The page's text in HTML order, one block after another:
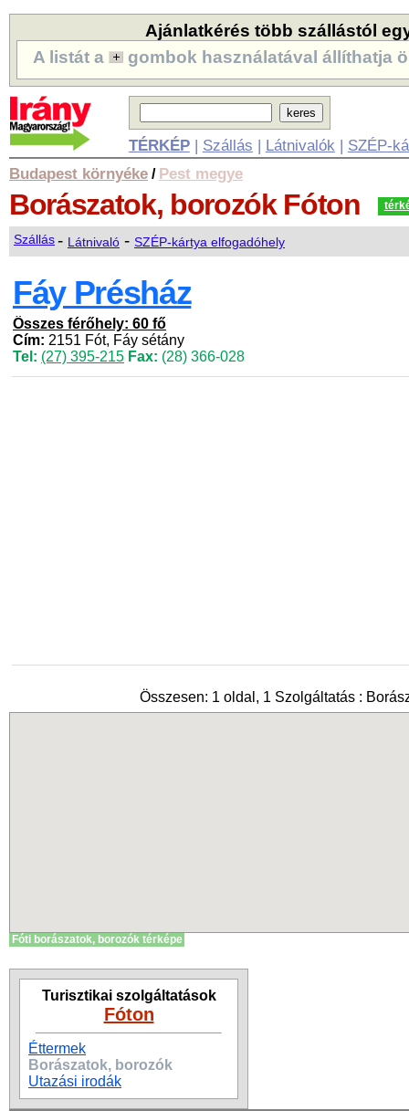
Ajánlatkérés több szállástól
A listát a
gombok használatával állíthatja
TÉRKÉP| Szállás | Látnivalók | SZÉP-
Budapest környéke / Pest megye
Borászatok, borozók Fóton
Szállás- Látnivaló - SZÉP-kártya elfogadóhely
Fáy Présház
Összes férőhely: 60 fő
Cím: 2151 Fót, Fáy sétány
Tel: (27) 395-215 Fax: (28) 366-028
Összesen: 1 oldal, 1 Szolgáltatás :
Fóti borászatok, borozók térképe
Turisztikai szolgáltatások
Fóton
Éttermek
Borászatok, borozók
Utazási irodák